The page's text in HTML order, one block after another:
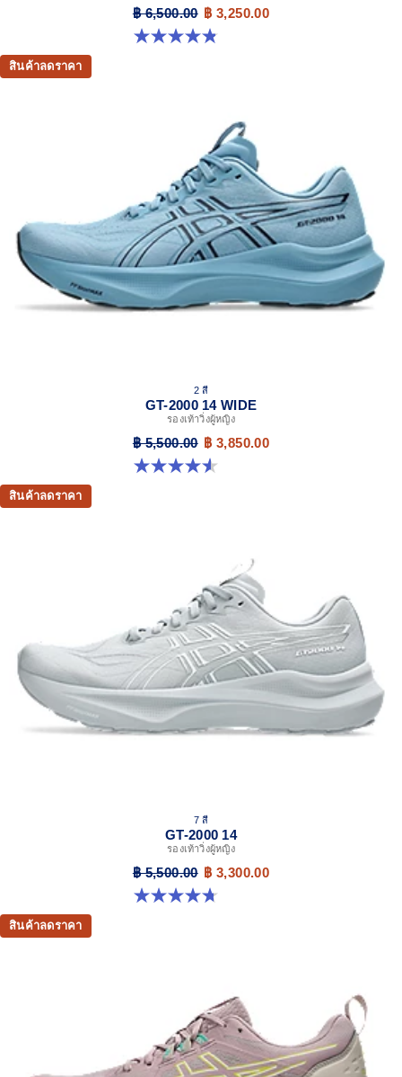
฿ 6,500.00 ฿ 3,250.00
4.8 จาก 5 ดาว 386 รีวิว
สินค้าลดราคา
2 สี
GT-2000 14 WIDE
รองเท้าวิ่งผู้หญิง
฿ 5,500.00 ฿ 3,850.00
4.5 จาก 5 ดาว 13 รีวิว
สินค้าลดราคา
7 สี
GT-2000 14
รองเท้าวิ่งผู้หญิง
฿ 5,500.00 ฿ 3,300.00
4.7 จาก 5 ดาว 158 รีวิว
สินค้าลดราคา